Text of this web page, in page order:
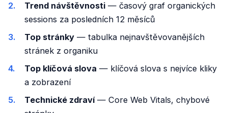
Trend návštěvnosti — časový graf organických
sessions za posledních 12 měsíců
Top stránky — tabulka nejnavštěvovanějších
stránek z organiku
Top klíčová slova — klíčová slova s nejvíce kliky
a zobrazení
Technické zdraví— Core Web Vitals, chybové